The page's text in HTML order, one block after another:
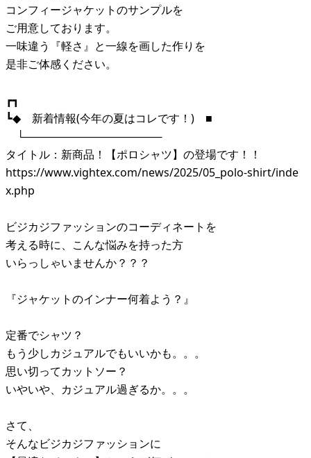
コンフィージャケットのサンプルを
ご用意しております。
一味違う『軽さ』と一線を画した作りを
是非ご体感ください。
┏┓
┗◆ 新着情報(今年の夏はコレです！) ■
└──────────────────
タイトル：新商品！【ポロシャツ】の登場です！！
https://www.vightex.com/news/2025/05_polo-shirt/inde
x.php
ビジカジファッションのコーディネートを
考える時に、こんな悩みを持った方
いらっしゃいませんか？？？
『ジャケットのインナー何着よう？』
定番でシャツ？
もう少しカジュアルでもいいかも。。。
思い切ってカットソー？
いやいや、カジュアル過ぎるか。。。
さて、
そんなビジカジファッションに